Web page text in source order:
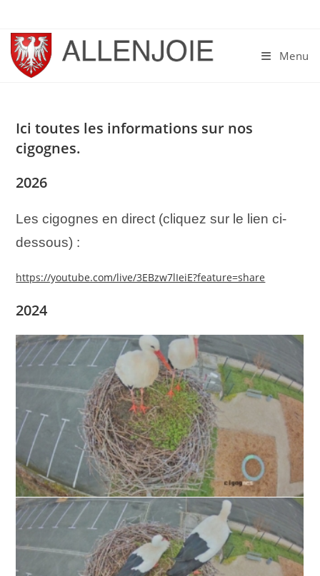
content
Menu
Ici toutes les informations sur nos
cigognes.
2026
Les cigognes en direct (cliquez sur le lien ci-
dessous) :
https://youtube.com/live/3EBzw7lIeiE?feature=share
2024